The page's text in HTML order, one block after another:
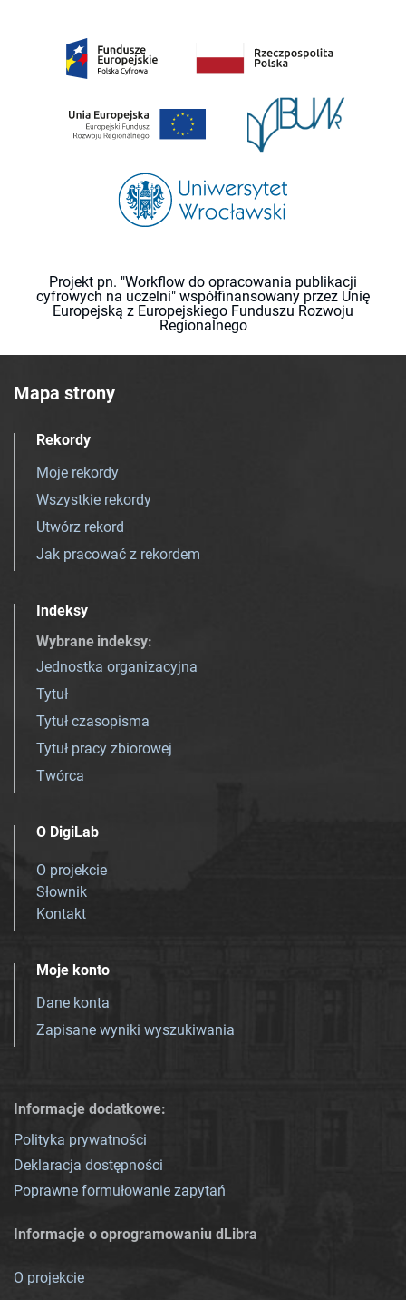
Projekt pn. "Workflow do opracowania publikacji
cyfrowych na uczelni" współfinansowany przez Unię
Europejską z Europejskiego Funduszu Rozwoju
Regionalnego
Mapa strony
Rekordy
Moje rekordy
Wszystkie rekordy
Utwórz rekord
Jak pracować z rekordem
Indeksy
Wybrane indeksy:
Jednostka organizacyjna
Tytuł
Tytuł czasopisma
Tytuł pracy zbiorowej
Twórca
O DigiLab
O projekcie
Słownik
Kontakt
Moje konto
Dane konta
Zapisane wyniki wyszukiwania
Informacje dodatkowe:
Polityka prywatności
Deklaracja dostępności
Poprawne formułowanie zapytań
Informacje o oprogramowaniu dLibra
O projekcie